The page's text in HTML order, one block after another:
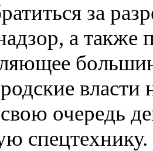
за
а также
очередь
спецтехнику.